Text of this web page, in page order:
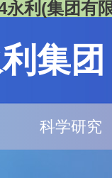
永利(集团有
集团
科学研究